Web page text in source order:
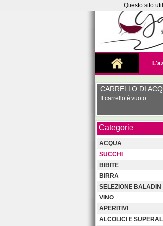
CARRELLO DI
Il carrello è vuoto
Categorie
ACQUA
SUCCHI
BIBITE
BIRRA
SELEZIONE BALADIN
VINO
APERITIVI
ALCOLICI E
Questo sito